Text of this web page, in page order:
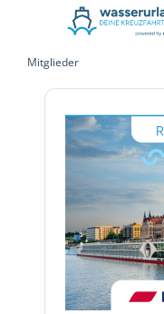
Mitglieder